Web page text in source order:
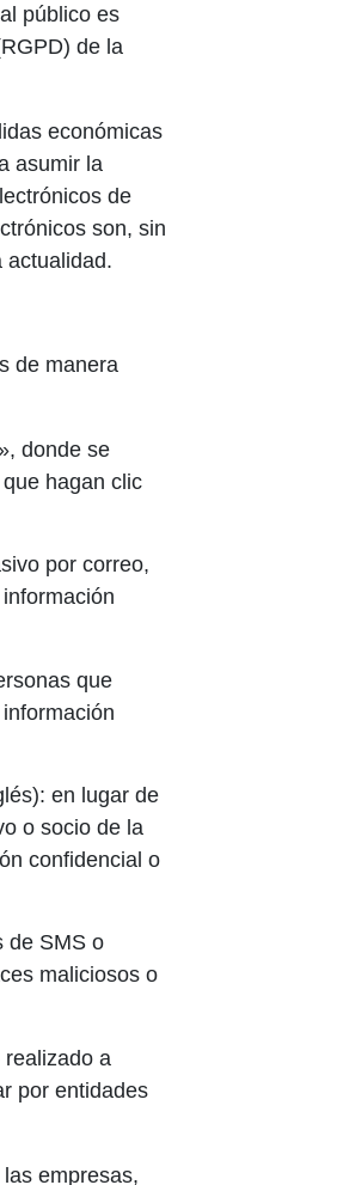
público es
de la
económicas
asumir la
de
son, sin
actualidad.
de manera
donde se
hagan clic
por correo,
que
en lugar de
o socio de la
confidencial o
de SMS o
maliciosos o
a
por entidades
empresas,